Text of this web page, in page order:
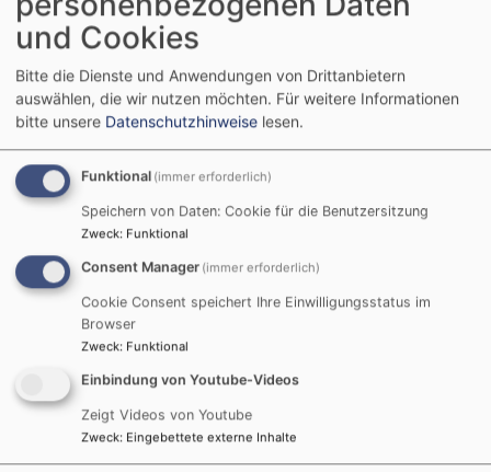
Bitte geben Sie in Ihrer Nachricht keine Links oder
Internetadressen an.
Einwilligung
Sie erklären sich damit einverstanden, dass Ihre Daten zur
Bearbeitung Ihres Anliegens verwendet werden. Weitere
Informationen und Widerrufshinweise finden Sie in der
Datenschutzerklärung.
und Cookies
Bitte die Dienste und Anwendungen von Drittanbietern
auswählen, die wir nutzen möchten. Für weitere Informationen
bitte unsere Datenschutzhinweise lesen.
Funktional (immer erforderlich)
Speichern von Daten: Cookie für die Benutzersitzung
Zweck: Funktional
Consent Manager (immer erforderlich)
Cookie Consent speichert Ihre Einwilligungsstatus im
Browser
Zweck: Funktional
Einbindung von Youtube-Videos
Zeigt Videos von Youtube
Zweck: Eingebettete externe Inhalte